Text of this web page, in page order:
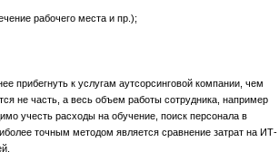
рабочего места и пр.);
прибегнуть к услугам аутсорсинговой компании, чем
не часть, а весь объем работы сотрудника, например
учесть расходы на обучение, поиск персонала в
точным методом является сравнение затрат на ИТ-